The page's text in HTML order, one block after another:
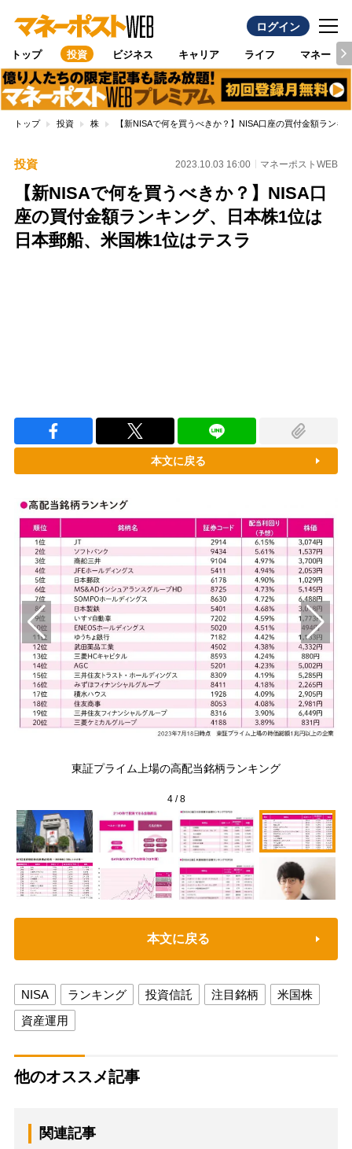
ログイン
トップ 投資 ビジネス キャリア ライフ マネー
トップ 投資 株 【新NISAで何を買うべきか？】NISA口座の買付金額ラン
投資 2023.10.03 16:00 マネーポストWEB
【新NISAで何を買うべきか？】NISA口
座の買付金額ランキング、日本株1位は
日本郵船、米国株1位はテスラ
本文に戻る
東証プライム上場の高配当銘柄ランキング
4/8
本文に戻る
NISA ランキング 投資信託 注目銘柄
米国株
資産運用
他のオススメ記事
関連記事